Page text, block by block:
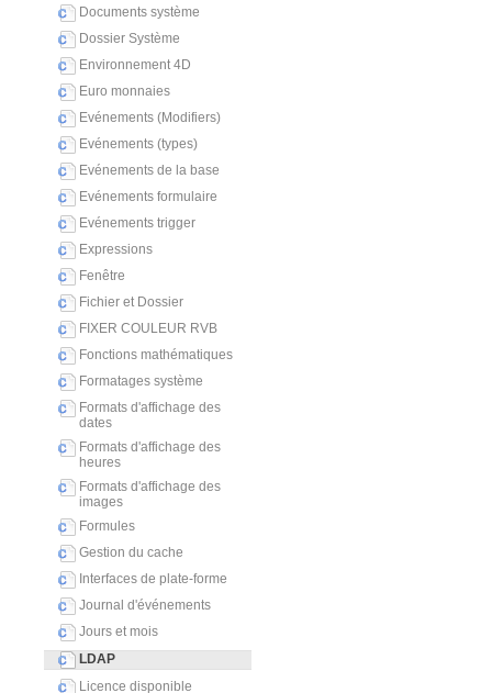
Documents système
Dossier Système
Environnement 4D
Euro monnaies
Evénements (Modifiers)
Evénements (types)
Evénements de la base
Evénements formulaire
Evénements trigger
Expressions
Fenêtre
Fichier et Dossier
FIXER COULEUR RVB
Fonctions mathématiques
Formatages système
Formats d'affichage des
dates
Formats d'affichage des
heures
Formats d'affichage des
images
Formules
Gestion du cache
Interfaces de plate-forme
Journal d'événements
Jours et mois
LDAP
Licence disponible